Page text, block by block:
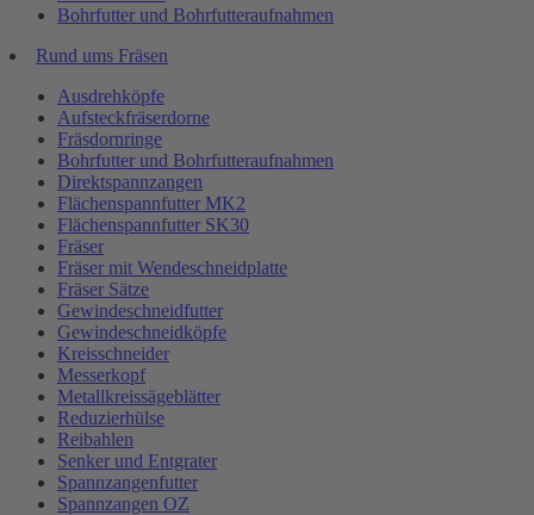
Bohrfutter und Bohrfutteraufnahmen
Rund ums Fräsen
Ausdrehköpfe
Aufsteckfräserdorne
Fräsdornringe
Bohrfutter und Bohrfutteraufnahmen
Direktspannzangen
Flächenspannfutter MK2
Flächenspannfutter SK30
Fräser
Fräser mit Wendeschneidplatte
Fräser Sätze
Gewindeschneidfutter
Gewindeschneidköpfe
Kreisschneider
Messerkopf
Metallkreissägeblätter
Reduzierhülse
Reibahlen
Senker und Entgrater
Spannzangenfutter
Spannzangen OZ